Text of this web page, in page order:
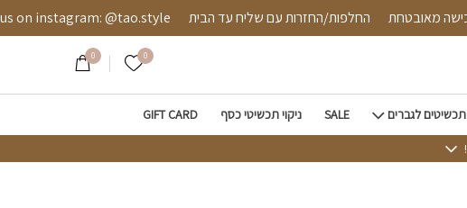
רכישה מאובטחת החלפות/החזרות עם שליח עד הבית @tao.style
0 הרשימה שלי
0
תכשיטים לגברים SALE ניקוי תכשיטי כסף GIFT CARD